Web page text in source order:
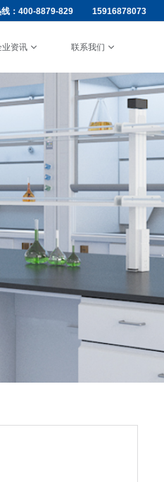
： 400-8879-829 15916878073
业资讯 联系我们